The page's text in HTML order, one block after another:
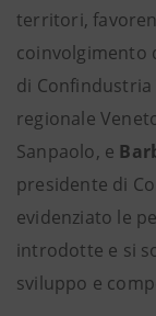
territori,
coinvolgimento
di Confindustria
regionale
Sanpaolo, e
presidente di
evidenziato le
introdotte e si
sviluppo e